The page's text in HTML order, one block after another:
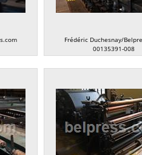
Frédéric Duchesnay/
00135391-008